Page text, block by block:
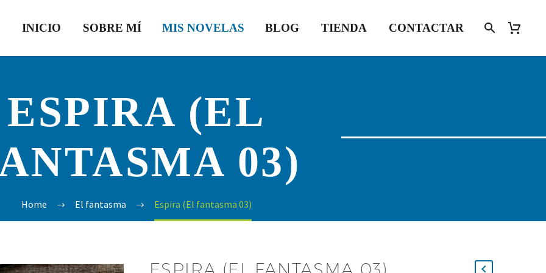
INICIO SOBRE MÍ MIS NOVELAS BLOG TIENDA CONTACTAR
ESPIRA (EL
03)
Home El fantasma Espira (El fantasma 03)